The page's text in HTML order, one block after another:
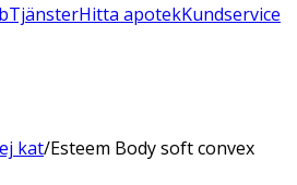
TjänsterHitta apotekKundservice
kat/Esteem Body soft convex